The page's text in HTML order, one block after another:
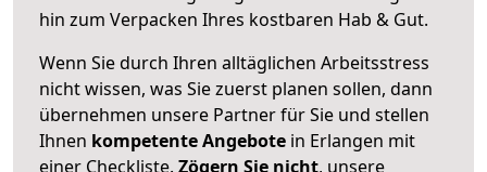
hin zum Verpacken Ihres kostbaren Hab & Gut.
Wenn Sie durch Ihren alltäglichen Arbeitsstress
nicht wissen, was Sie zuerst planen sollen, dann
übernehmen unsere Partner für Sie und stellen
Ihnen kompetente Angebote in Erlangen mit
einer Checkliste. Zögern Sie nicht, unsere